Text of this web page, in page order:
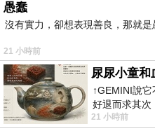
愚蠢
沒有實力，卻想表現善良，那就是
21 小時前
尿尿小童和
↑GEMINI說
好退而求其次
年人臉孔」的
21 小時前